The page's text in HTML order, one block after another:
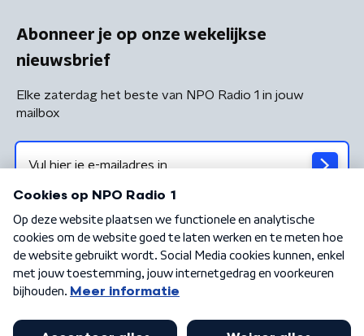
Abonneer je op onze wekelijkse
nieuwsbrief
Elke zaterdag het beste van NPO Radio 1 in jouw
mailbox
Algemene voorwaarden